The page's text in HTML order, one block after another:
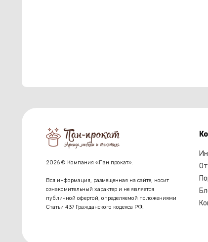
2026 © Компания «Пан прокат».
Вся информация, размещенная на сайте, носит
ознакомительный характер и не является
публичной офертой, определяемой положениями
Статьи 437 Гражданского кодекса РФ.